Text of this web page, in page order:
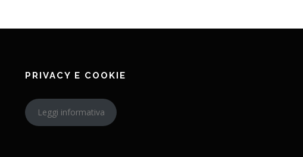
PRIVACY E COOKIE
Leggi informativa